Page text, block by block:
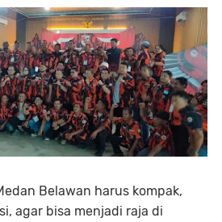
Belawan harus kompak,
agar bisa menjadi raja di